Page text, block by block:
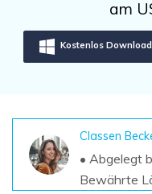
Unbegrenzte
Recoverit
Verlorene/
Datenverlust-
Aktuelles Thema
search
am
Kostenlos
Classen
• Abgelegt
Bewährte